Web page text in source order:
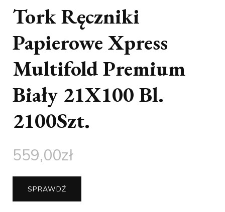
Tork Ręczniki
Papierowe Xpress
Multifold Premium
Biały 21X100 Bl.
2100Szt.
559,00zł
SPRAWDŹ